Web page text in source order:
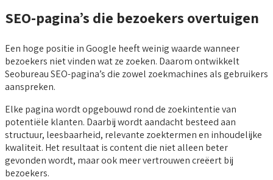
SEO-pagina’s die bezoekers overtuigen
Een hoge positie in Google heeft weinig waarde wanneer
bezoekers niet vinden wat ze zoeken. Daarom ontwikkelt
Seobureau SEO-pagina’s die zowel zoekmachines als gebruikers
aanspreken.
Elke pagina wordt opgebouwd rond de zoekintentie van
potentiële klanten. Daarbij wordt aandacht besteed aan
structuur, leesbaarheid, relevante zoektermen en inhoudelijke
kwaliteit. Het resultaat is content die niet alleen beter
gevonden wordt, maar ook meer vertrouwen creëert bij
bezoekers.